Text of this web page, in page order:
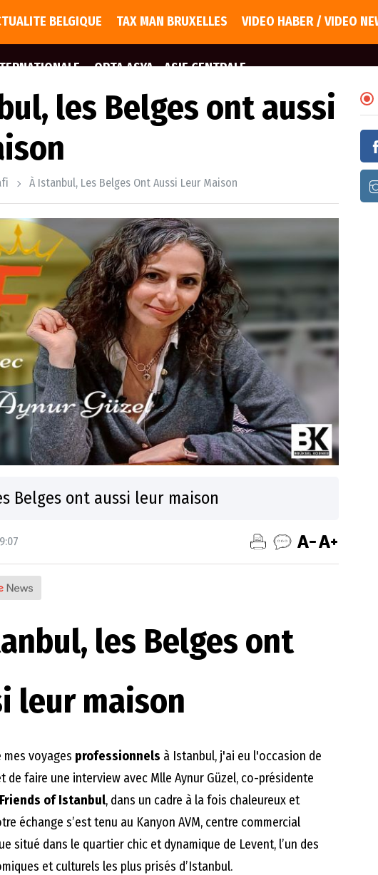
BELGIQUE TAX MAN BRUXELLES VIDEO HABER / VIDEO
ORTA ASYA - ASIE CENTRALE
les Belges ont aussi
À Istanbul, Les Belges Ont Aussi Leur Maison
Belges ont aussi leur maison
les Belges ont
leur maison
mes voyages professionnels à Istanbul, j'ai eu l'occasion de
de faire une interview avec Mlle Aynur Güzel, co-présidente
of Istanbul, dans un cadre à la fois chaleureux et
échange s’est tenu au Kanyon AVM, centre commercial
situé dans le quartier chic et dynamique de Levent, l’un des
et culturels les plus prisés d’Istanbul.